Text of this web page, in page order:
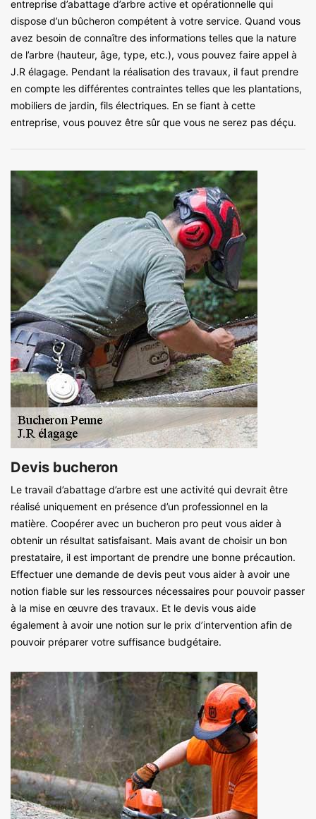
entreprise d’abattage d’arbre active et opérationnelle qui
dispose d’un bûcheron compétent à votre service. Quand vous
avez besoin de connaître des informations telles que la nature
de l’arbre (hauteur, âge, type, etc.), vous pouvez faire appel à
J.R élagage. Pendant la réalisation des travaux, il faut prendre
en compte les différentes contraintes telles que les plantations,
mobiliers de jardin, fils électriques. En se fiant à cette
entreprise, vous pouvez être sûr que vous ne serez pas déçu.
Devis bucheron
Le travail d’abattage d’arbre est une activité qui devrait être
réalisé uniquement en présence d’un professionnel en la
matière. Coopérer avec un bucheron pro peut vous aider à
obtenir un résultat satisfaisant. Mais avant de choisir un bon
prestataire, il est important de prendre une bonne précaution.
Effectuer une demande de devis peut vous aider à avoir une
notion fiable sur les ressources nécessaires pour pouvoir passer
à la mise en œuvre des travaux. Et le devis vous aide
également à avoir une notion sur le prix d’intervention afin de
pouvoir préparer votre suffisance budgétaire.